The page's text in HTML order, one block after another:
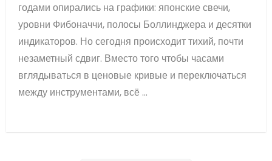
годами опирались на графики: японские свечи,
уровни Фибоначчи, полосы Боллинджера и десятки
индикаторов. Но сегодня происходит тихий, почти
незаметный сдвиг. Вместо того чтобы часами
вглядываться в ценовые кривые и переключаться
между инструментами, всё ...